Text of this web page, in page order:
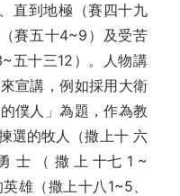
直到地極（賽四十九
賽五十4~9）及受苦
五十三12）。人物講
宣講，例如採用大衛
僕人」為題，作為教
選的牧人（撒上十 六
士 （ 撒 上 十七 1 ~
雄（撒上十八1~5、